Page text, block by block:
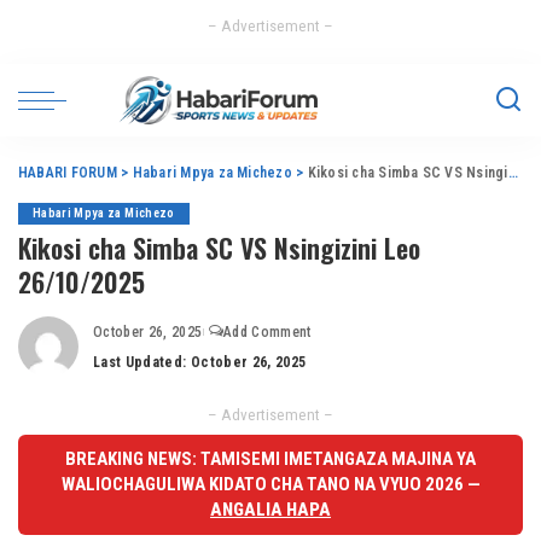
– Advertisement –
HABARI FORUM > Habari Mpya za Michezo > Kikosi cha Simba SC VS Nsingizini Leo 26/10/2025
Habari Mpya za Michezo
Kikosi cha Simba SC VS Nsingizini Leo
26/10/2025
October 26, 2025
Add Comment
Last Updated: October 26, 2025
– Advertisement –
BREAKING NEWS: TAMISEMI IMETANGAZA MAJINA YA
WALIOCHAGULIWA KIDATO CHA TANO NA VYUO 2026 —
ANGALIA HAPA